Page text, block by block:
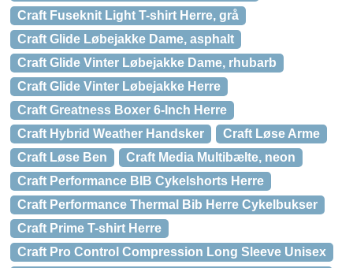
Craft Fuseknit Light T-shirt Herre, grå
Craft Glide Løbejakke Dame, asphalt
Craft Glide Vinter Løbejakke Dame, rhubarb
Craft Glide Vinter Løbejakke Herre
Craft Greatness Boxer 6-Inch Herre
Craft Hybrid Weather Handsker
Craft Løse Arme
Craft Løse Ben
Craft Media Multibælte, neon
Craft Performance BIB Cykelshorts Herre
Craft Performance Thermal Bib Herre Cykelbukser
Craft Prime T-shirt Herre
Craft Pro Control Compression Long Sleeve Unisex